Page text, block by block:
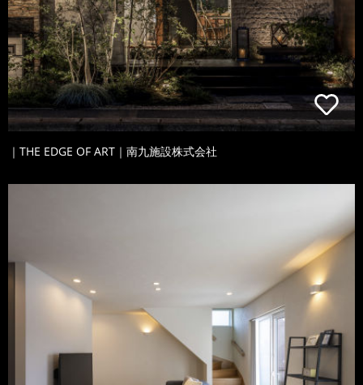
｜THE EDGE OF ART｜南九施設株式会社